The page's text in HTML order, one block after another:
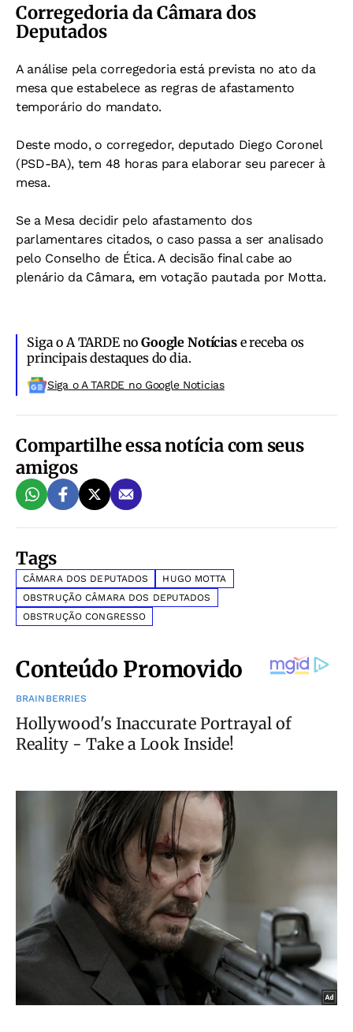
Corregedoria da Câmara dos
Deputados
A análise pela corregedoria está prevista no ato da
mesa que estabelece as regras de afastamento
temporário do mandato.
Deste modo, o corregedor, deputado Diego Coronel
(PSD-BA), tem 48 horas para elaborar seu parecer à
mesa.
Se a Mesa decidir pelo afastamento dos
parlamentares citados, o caso passa a ser analisado
pelo Conselho de Ética. A decisão final cabe ao
plenário da Câmara, em votação pautada por Motta.
Siga o A TARDE noGoogle Notíciase receba os
principais destaques do dia.
Siga o A TARDE no Google Noticias
Compartilhe essa notícia com seus
amigos
Tags
CÂMARA DOS DEPUTADOS
HUGO MOTTA
OBSTRUÇÃO CÂMARA DOS DEPUTADOS
OBSTRUÇÃO CONGRESSO